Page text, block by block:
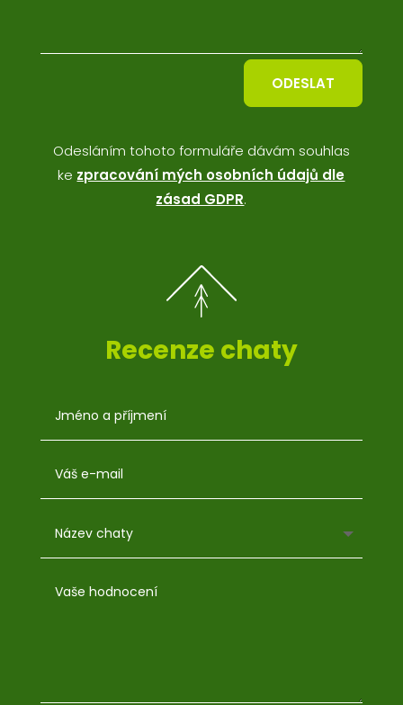
ODESLAT
Odesláním tohoto formuláře dávám souhlas
ke zpracování mých osobních údajů dle
zásad GDPR.
Recenze chaty